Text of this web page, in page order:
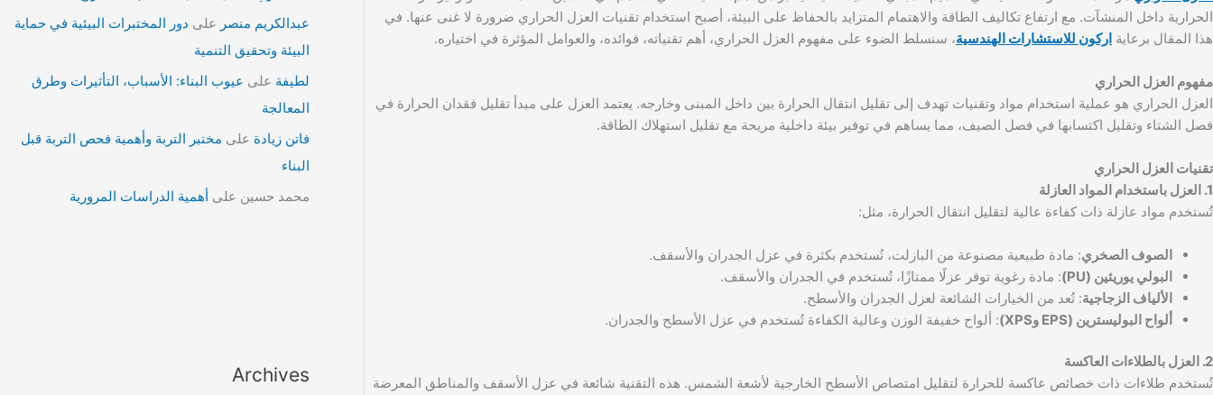
الحرارية داخل المنشآت. مع ارتفاع تكاليف الطاقة والاهتمام المتزايد بالحفاظ على البيئة، أصبح استخدام تقنيات العزل الحراري ضرورة لا غنى عنها. في
هذا المقال برعاية اركون للاستشارات الهندسية، سنسلط الضوء على مفهوم العزل الحراري، أهم تقنياته، فوائده، والعوامل المؤثرة في اختياره.
مفهوم العزل الحراري
العزل الحراري هو عملية استخدام مواد وتقنيات تهدف إلى تقليل انتقال الحرارة بين داخل المبنى وخارجه. يعتمد العزل على مبدأ تقليل فقدان الحرارة في
فصل الشتاء وتقليل اكتسابها في فصل الصيف، مما يساهم في توفير بيئة داخلية مريحة مع تقليل استهلاك الطاقة.
تقنيات العزل الحراري
1. العزل باستخدام المواد العازلة
تُستخدم مواد عازلة ذات كفاءة عالية لتقليل انتقال الحرارة، مثل:
الصوف الصخري: مادة طبيعية مصنوعة من البازلت، تُستخدم بكثرة في عزل الجدران والأسقف.
البولي يوريثين (PU)
: مادة رغوية توفر عزلًا ممتازًا، تُستخدم في الجدران والأسقف.
الألياف الزجاجية: تُعد من الخيارات الشائعة لعزل الجدران والأسطح.
ألواح البوليسترين (EPS وXPS)
: ألواح خفيفة الوزن وعالية الكفاءة تُستخدم في عزل الأسطح والجدران.
2. العزل بالطلاءات العاكسة
تُستخدم طلاءات ذات خصائص عاكسة للحرارة لتقليل امتصاص الأسطح الخارجية لأشعة الشمس. هذه التقنية شائعة في عزل الأسقف والمناطق المعرضة
عبدالكريم منصر على دور المختبرات البيئية في حماية
البيئة وتحقيق التنمية
لطيفة على عيوب البناء: الأسباب، التأثيرات وطرق
المعالجة
فاتن زيادة على مختبر التربة وأهمية فحص التربة قبل
البناء
محمد حسين على أهمية الدراسات المرورية
Archives